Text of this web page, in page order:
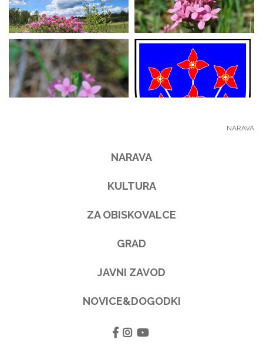
NARAVA
NARAVA
KULTURA
ZA OBISKOVALCE
GRAD
JAVNI ZAVOD
NOVICE&DOGODKI